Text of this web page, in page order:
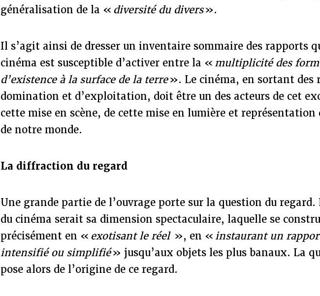
généralisation de la « diversité du divers».
Il s’agit ainsi de dresser un inventaire sommaire des rapports
cinéma est susceptible d’activer entre la « multiplicité des
d’existence à la surface de la terre». Le cinéma, en sortant des
domination et d’exploitation, doit être un des acteurs de cet
cette mise en scène, de cette mise en lumière et représentation
de notre monde.
La diffraction du regard
Une grande partie de l’ouvrage porte sur la question du regard.
du cinéma serait sa dimension spectaculaire, laquelle se
précisément en « exotisant le réel », en «instaurant un
intensifié ou simplifié» jusqu’aux objets les plus banaux. La
pose alors de l’origine de ce regard.